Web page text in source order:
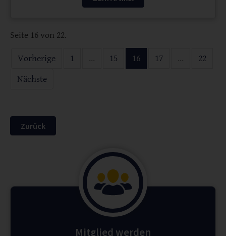
Seite 16 von 22.
Vorherige 1 ... 15 16 17 ...
22
Nächste
Zurück
Mitglied werden